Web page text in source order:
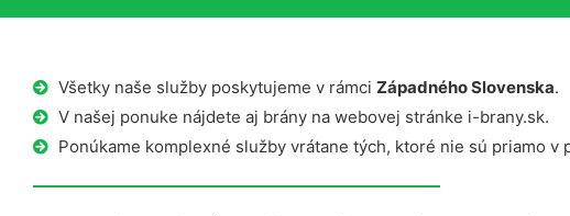
Všetky naše služby poskytujeme v rámci Západného Slovenska.
V našej ponuke nájdete aj brány na webovej stránke i-brany.sk.
Ponúkame komplexné služby vrátane tých, ktoré nie sú priamo v